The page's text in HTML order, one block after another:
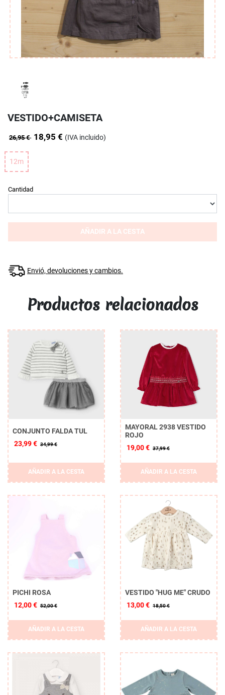
VESTIDO+CAMISETA
26,95 € 18,95 € (IVA incluido)
12m
Cantidad
AÑADIR A LA CESTA
Envió, devoluciones y cambios.
Productos relacionados
CONJUNTO FALDA TUL
23,99 € 34,99 €
AÑADIR A LA CESTA
MAYORAL 2938 VESTIDO
ROJO
19,00 € 37,99 €
AÑADIR A LA CESTA
PICHI ROSA
12,00 € 52,00 €
AÑADIR A LA CESTA
VESTIDO "HUG ME" CRUDO
13,00 € 18,50 €
AÑADIR A LA CESTA